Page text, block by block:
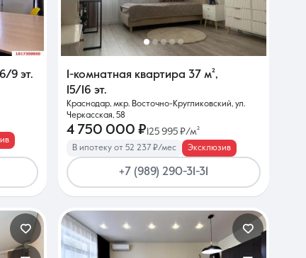
6/9 эт. 1-комнатная квартира 37 м²,
15/16 эт.
Краснодар, мкр. Восточно-Кругликовский, ул.
Черкасская, 58
4 750 000 ₽125 995 ₽/м²
В ипотеку от 52 237 ₽/мес Эксклюзив
+7 (989) 290-31-31